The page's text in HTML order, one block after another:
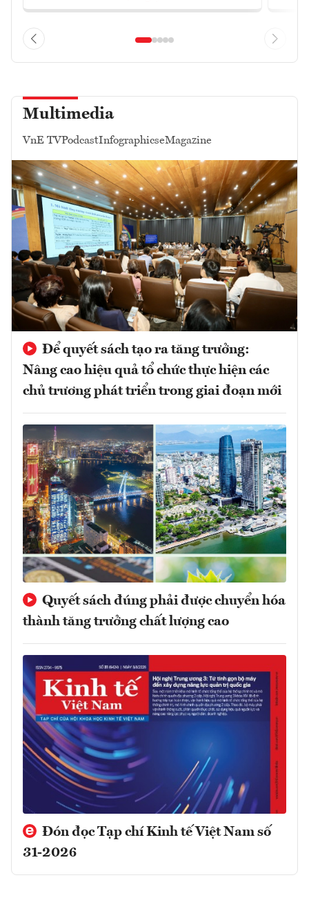
Multimedia
VnE TVPodcastInfographicseMagazine
Để quyết sách tạo ra tăng trưởng:
Nâng cao hiệu quả tổ chức thực hiện các
chủ trương phát triển trong giai đoạn mới
Quyết sách đúng phải được chuyển hóa
thành tăng trưởng chất lượng cao
Đón đọc Tạp chí Kinh tế Việt Nam số
31-2026